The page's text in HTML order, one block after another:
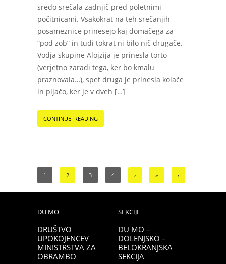
sredo srečala zadnjič pred poletnimi
počitnicami. Vsakokrat na teh srečanjih
posameznice prinesejo kaj domačega za
“pod zob” in tudi tokrat ni bilo nič drugače.
Vodja skupine Alojzija je prinesla torto
(verjetno zaradi tega, ker bo kmalu
praznovala…), spet druga je prinesla kolače
in pijačo, ker je v dveh […]
CONTINUE READING
‹
1 2 3 4 › »
DU MO
DRUŠTVO
UPOKOJENCEV
MINISTRSTVA ZA
OBRAMBO
SEKCIJE
DU MO –
DOLENJSKO –
BELOKRANJSKA
SEKCIJA